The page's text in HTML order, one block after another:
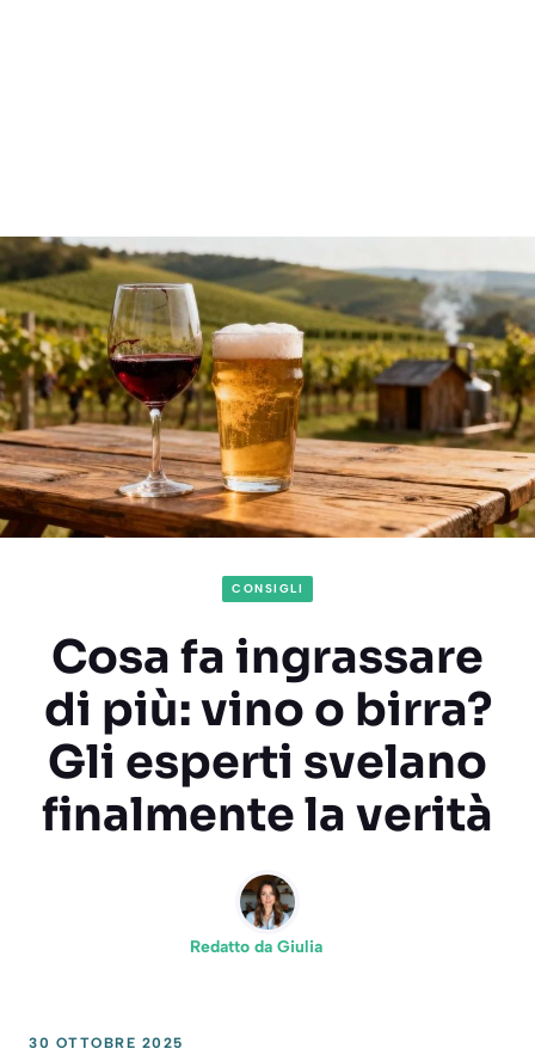
CONSIGLI
Cosa fa ingrassare
di più: vino o birra?
Gli esperti svelano
finalmente la verità
Redatto da Giulia
30 OTTOBRE 2025